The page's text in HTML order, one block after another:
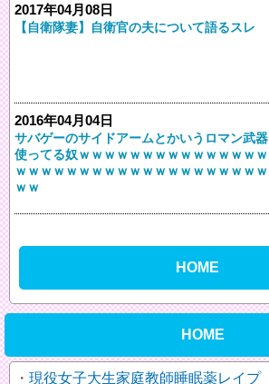
2017年04月08日
【自衛隊妻】自衛官の夫について語るスレ
2016年04月04日
サバゲーのサイドアームとかいうロマン武器
使ってる奴ｗｗｗｗｗｗｗｗｗｗｗｗｗｗｗ
ｗｗｗｗｗｗｗｗｗｗｗｗｗｗｗｗｗｗｗｗ
ｗｗ
HOME
HOME
現役女子大生家庭教師睡眠薬レイプ